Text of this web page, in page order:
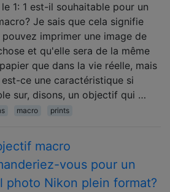
1: 1 est-il souhaitable pour un
Je sais que cela signifie
pouvez imprimer une image de
et qu'elle sera de la même
que dans la vie réelle, mais
ce une caractéristique si
sur, disons, un objectif qui …
macro prints
macro
vous pour un
photo Nikon plein format?